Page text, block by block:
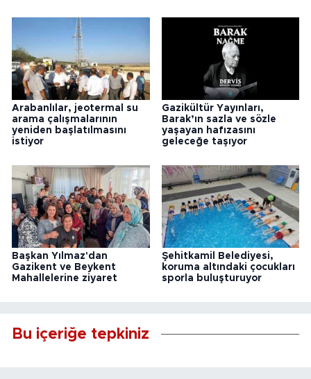
Arabanlılar, jeotermal su
arama çalışmalarının
yeniden başlatılmasını
istiyor
Gazikültür Yayınları,
Barak’ın sazla ve sözle
yaşayan hafızasını
geleceğe taşıyor
Başkan Yılmaz'dan
Gazikent ve Beykent
Mahallelerine ziyaret
Şehitkamil Belediyesi,
koruma altındaki çocukları
sporla buluşturuyor
Bu içeriğe tepkiniz